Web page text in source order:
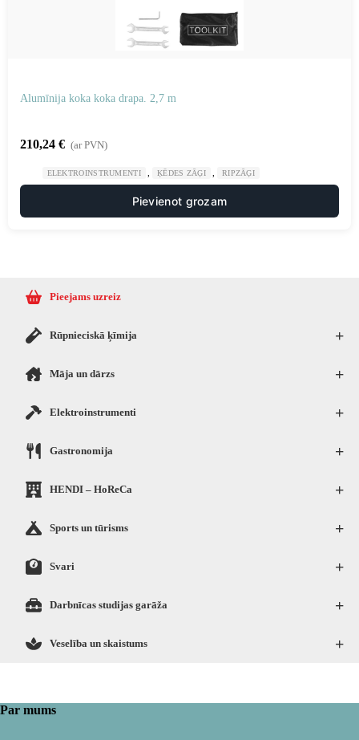
Alumīnija koka koka drapa. 2,7 m
210,24 € (ar PVN)
ELEKTROINSTRUMENTI ĶĒDES ZĀĢI RIPZĀĢI
Pievienot grozam
Pieejams uzreiz
+
Rūpnieciskā ķīmija
+
Māja un dārzs
+
Elektroinstrumenti
+
Gastronomija
+
HENDI – HoReCa
+
Sports un tūrisms
+
Svari
+
Darbnīcas studijas garāža
+
Veselība un skaistums
Par mums